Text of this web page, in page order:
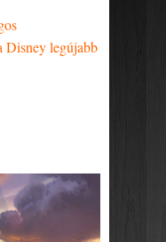
Disney legújabb